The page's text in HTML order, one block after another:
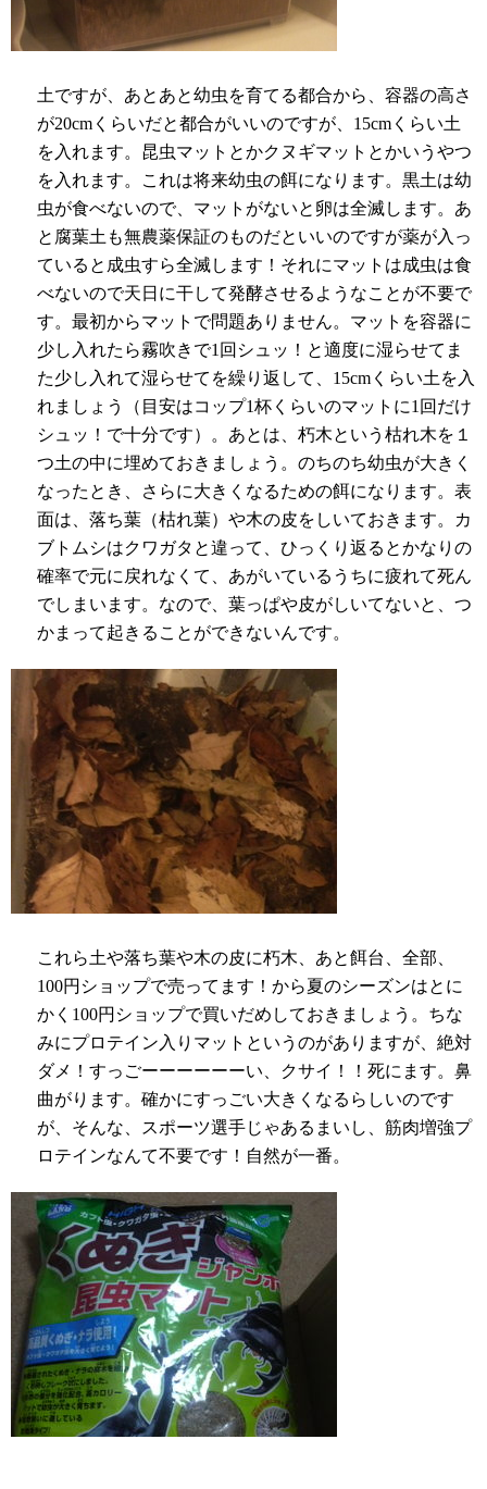
土ですが、あとあと幼虫を育てる都合から、容器の高さ
が20cm くらいだと都合がいいのですが、 15cm くらい土
を入れます。昆虫マットとかクヌギマットとかいうやつ
を入れます。これは将来幼虫の餌になります。黒土は幼
虫が食べないので、マットがないと卵は全滅します。あ
と腐葉土も無農薬保証のものだといいのですが薬が入っ
ていると成虫すら全滅します！それにマットは成虫は食
べないので天日に干して発酵させるようなことが不要で
す。最初からマットで問題ありません。マットを容器に
少し入れたら霧吹きで1 回シュッ！と適度に湿らせてま
た少し入れて湿らせてを繰り返して、 15cm くらい土を入
れましょう（目安はコップ1杯くらいのマットに1 回だけ
シュッ！で十分です）。あとは、朽木という枯れ木を１
つ土の中に埋めておきましょう。のちのち幼虫が大きく
なったとき、さらに大きくなるための餌になります。表
面は、落ち葉（枯れ葉）や木の皮をしいておきます。カ
ブトムシはクワガタと違って、ひっくり返るとかなりの
確率で元に戻れなくて、あがいているうちに疲れて死ん
でしまいます。なので、葉っぱや皮がしいてないと、つ
かまって起きることができないんです。
これら土や落ち葉や木の皮に朽木、あと餌台、全部、
100円ショップで売ってます！から夏のシーズンはとに
かく 100円ショップで買いだめしておきましょう。ちな
みにプロテイン入りマットというのがありますが、絶対
ダメ！すっごーーーーーーい、クサイ！！死にます。鼻
曲がります。確かにすっごい大きくなるらしいのです
が、そんな、スポーツ選手じゃあるまいし、筋肉増強プ
ロテインなんて不要です！自然が一番。